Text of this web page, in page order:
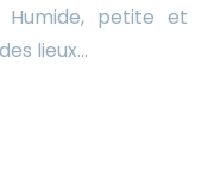
petite et
lieux…